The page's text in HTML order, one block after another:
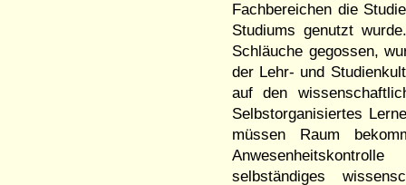
Fachbereichen die
Studiums genutzt
Schläuche gegossen,
der Lehr- und
auf den
Selbstorganisiertes
müssen Raum
selbständiges